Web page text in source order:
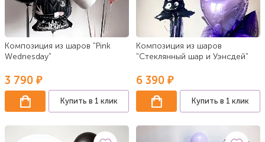
Композиция из шаров "Pink
Wednesday"
3 790 ₽
Купить в 1 клик
Композиция из шаров
"Стеклянный шар и Уэнсдей"
6 390 ₽
Купить в 1 клик